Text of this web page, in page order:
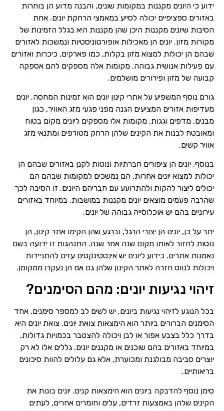
ידוע כי היונים מקננות במקומות שונים, והבנה מדוע הן בוחרות
באזורים ספציפיים יכולה לסייע במאמצי הרחקת יונים. אחת
הסיבות שיונים מקננות היכן שהן מקננות היא בגלל הזמינות של
מקורות מזון. יונים הן מאכילות אופורטוניסטיות ונמשכות לאזורים
שבהם הן יכולות למצוא מזון בקלות, כמו פארקים, כיכרות ואזורים
עם פעילות אנושית גבוהה. מקומות אלה מספקים להם אספקה
קבועה של מזון ופירורים מושלמים.
גורם נוסף המשפיע על אתרי קינון יונים הוא זמינות המחסה. יונים
מעדיפות אזורים המציעים הגנה מפני פגעי מזג האוויר, כגון
מבנים, מדפים וגגות. מקומות אלו מספקים ליונים מקום בטוח
ומאובטח לבנות את הקינים שלהן הרחק מטורפים ומתנאי מזג
אוויר קשים.
בנוסף, יונים הן ציפורים חברתיות ונוטות לקנן באזורים שבהם הן
יכולות למצוא יונים אחרות. הם נמשכים למקומות שבהם הם
יכולים ליצור להקות ולהתרועע עם חבריהם היונים. זו הסיבה לכך
שהרבה פעמים מוצאים יונים מקננות במושבות, במיוחד באזורים
עירוניים בהם יש אוכלוסייה גבוהה של יונים.
יתר על כן, יונים הן יצורי הרגל, וברגע שהן הקימו אתר קינון, הן
נוטות לחזור לאותו מקום שנה אחר שנה. התנהגות זו ידועה בשם
נאמנות אתרים. כידוע ליונים יש אינסטינקטים עזים להתניידות
ויכולות לנווט חזרה לאתר הקינון שלהן גם אם הן נעקרו ממקומן.
זיהוי נגיעות יונים: מהם הסימנים?
בכל הנוגע לזיהוי נגיעות ביונים, יש לשים לב למספר סימנים. אחד
הסימנים הברורים ביותר הוא הימצאות צואת יונים. צואת יונים היא
בדרך כלל בצבע אפור או לבן ויכולה להצטבר בכמויות גדולות,
במיוחד באזורים בהם שוכנים או מקננים יונים. גללים אלו לא רק
יוצרים סביבה מבולגנת ומכוערת, אלא גם עלולים להוות סיכונים
בריאותיים.
סימן נוסף להדבקה ביונים הוא הימצאות קנים. יונים בונות את
הקינים שלהן באמצעות זרדים, עלים וחומרים אחרים, לעתים